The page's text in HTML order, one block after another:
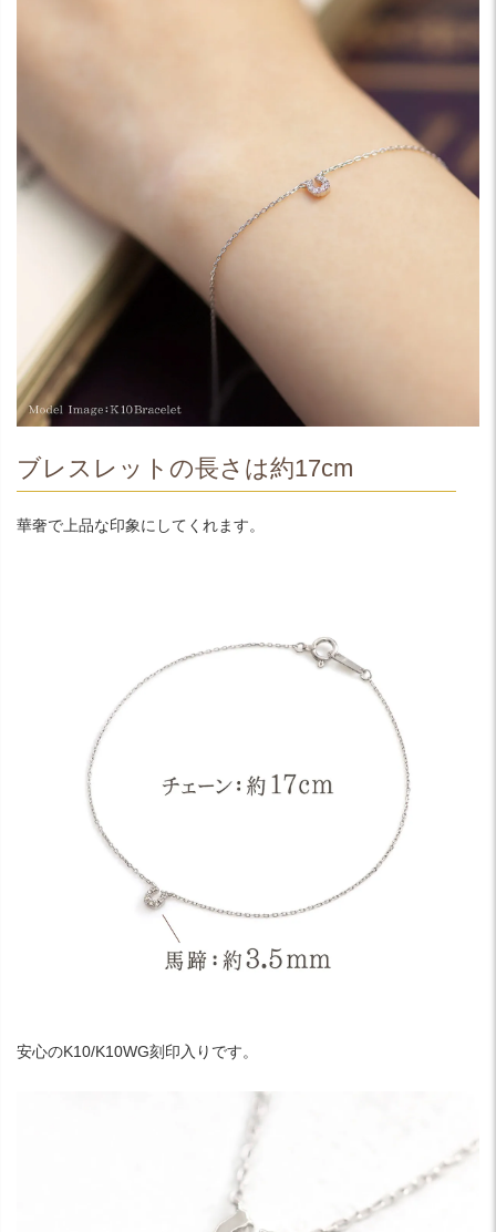
ブレスレットの長さは約17cm
華奢で上品な印象にしてくれます。
安心のK10/K10WG刻印入りです。